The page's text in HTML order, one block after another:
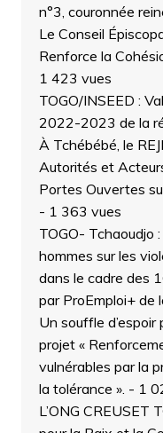
n°3, couronnée
Le Conseil
Renforce la
1 423 vues
TOGO/INSEED :
2022-2023 de la
À Tchébébé, le
Autorités et
Portes Ouvertes
- 1 363 vues
TOGO- Tchaoudjo
hommes sur les
dans le cadre des
par ProEmploi+ de
Un souffle
projet «
vulnérables par la
la tolérance ». - 1
L’ONG CREUSET